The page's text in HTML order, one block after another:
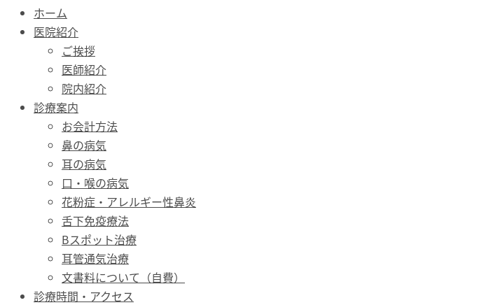
口・喉（のど）の病気
花粉症・アレルギー性鼻炎
舌下免疫療法
Bスポット治療
予防接種
文書料について（自費）
診療時間・アクセス
ホーム
医院紹介
ご挨拶
医師紹介
院内紹介
診療案内
お会計方法
鼻の病気
耳の病気
口・喉の病気
花粉症・アレルギー性鼻炎
舌下免疫療法
Bスポット治療
耳管通気治療
文書料について（自費）
診療時間・アクセス